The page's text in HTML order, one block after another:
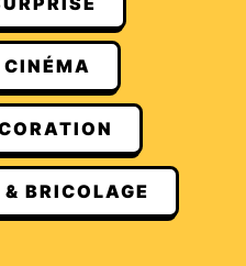
CINÉMA
BRICOLAGE